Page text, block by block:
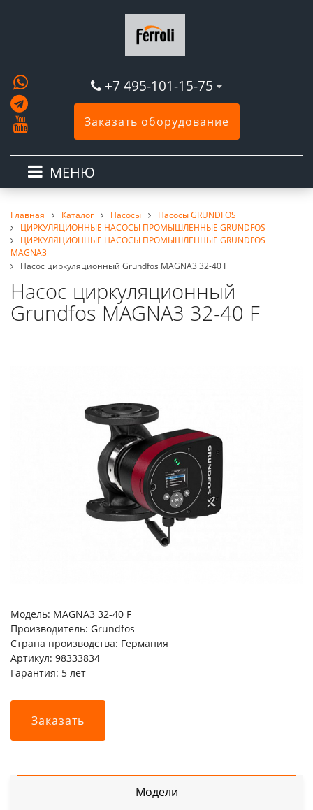
+7 495-101-15-75
Заказать оборудование
МЕНЮ
Главная Каталог Насосы
Насосы GRUNDFOS
ЦИРКУЛЯЦИОННЫЕ НАСОСЫ ПРОМЫШЛЕННЫЕ GRUNDFOS
ЦИРКУЛЯЦИОННЫЕ НАСОСЫ ПРОМЫШЛЕННЫЕ GRUNDFOS
MAGNA3
Насос циркуляционный Grundfos MAGNA3 32-40 F
Насос циркуляционный
Grundfos MAGNA3 32-40 F
Модель: MAGNA3 32-40 F
Производитель: Grundfos
Страна производства: Германия
Артикул: 98333834
Гарантия: 5 лет
Заказать
Модели